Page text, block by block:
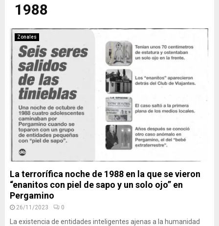
1988
Zonales
La terrorífica noche de 1988 en la que se vieron
“enanitos con piel de sapo y un solo ojo” en
Pergamino
26/11/2023 0
La existencia de entidades inteligentes ajenas a la humanidad